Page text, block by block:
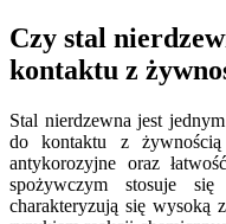
Czy stal
kontaktu z
Stal nierdzewna jest
do kontaktu z
antykorozyjne oraz
spożywczym stosuje się
charakteryzują się wysoką